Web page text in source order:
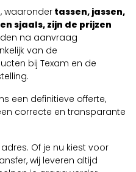
waaronder tassen, jassen,
sjaals, zijn de prijzen
na aanvraag
van de
bij Texam en de
een definitieve offerte,
correcte en transparante
adres. Of je nu kiest voor
wij leveren altijd